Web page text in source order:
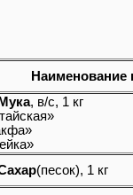
Наименование
Мука, в/с, 1 кг
(песок), 1 кг